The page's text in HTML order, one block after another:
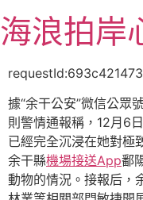
至
主
容
海浪拍岸
據“余干公安”微信公眾
則警情通報稱，12月6
已經完全沉浸在她對極
余干縣機場接送App鄱
動物的情況。接報后，